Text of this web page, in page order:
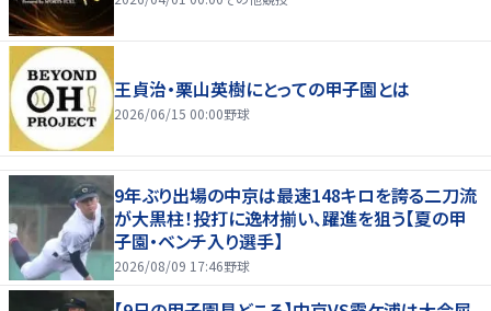
王貞治・栗山英樹にとっての甲子園とは
2026/06/15 00:00野球
9年ぶり出場の中京は最速148キロを誇る二刀流
が大黒柱！投打に逸材揃い、躍進を狙う【夏の甲
子園・ベンチ入り選手】
2026/08/09 17:46野球